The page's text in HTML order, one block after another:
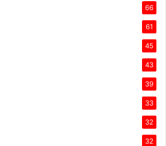
66
61
45
43
39
33
32
32